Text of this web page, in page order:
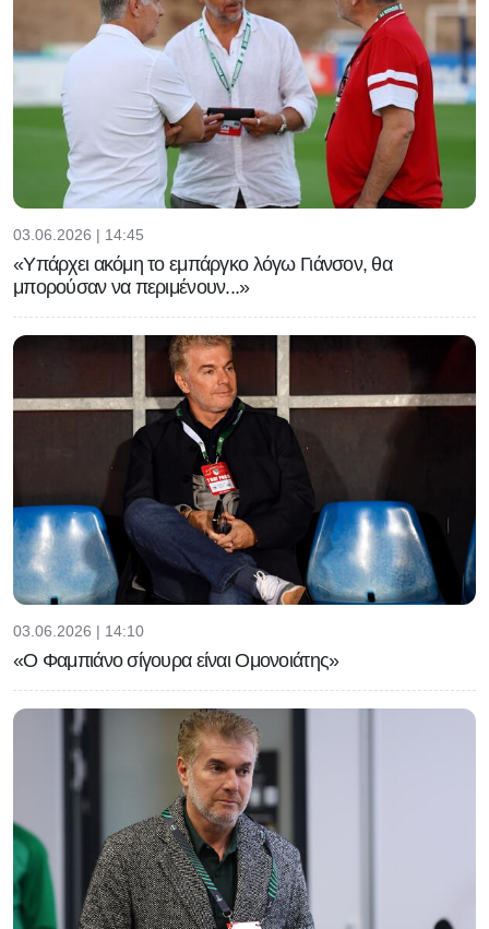
03.06.2026 | 14:45
«Υπάρχει ακόμη το εμπάργκο λόγω Γιάνσον, θα
μπορούσαν να περιμένουν...»
03.06.2026 | 14:10
«Ο Φαμπιάνο σίγουρα είναι Ομονοιάτης»